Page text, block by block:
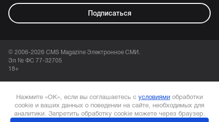
Подписаться
© 2006-2026 CMS Magazine Электронное СМИ.
Эл № ФС 77-32705
18+
Нажмите «ОК», если вы соглашаетесь с условиями обработки
cookie и ваших данных о поведении на сайте, необходимых для
аналитики. Запретить обработку cookie можете через браузер.